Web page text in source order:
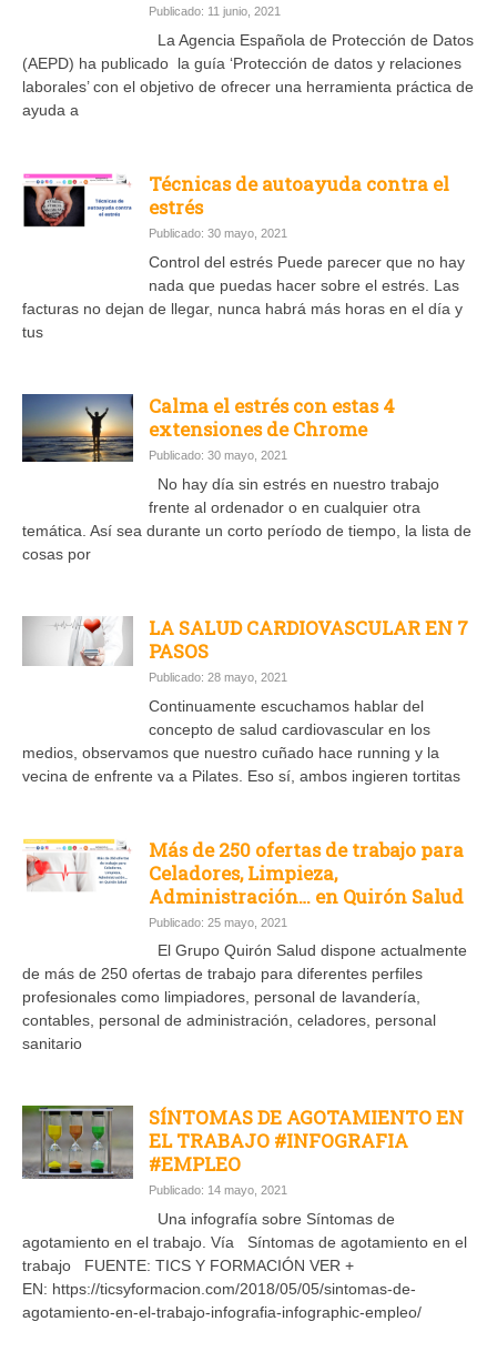
Publicado: 11 junio, 2021
La Agencia Española de Protección de Datos
(AEPD) ha publicado la guía ‘Protección de datos y relaciones
laborales’ con el objetivo de ofrecer una herramienta práctica de
ayuda a
Técnicas de autoayuda contra el
estrés
Publicado: 30 mayo, 2021
Control del estrés Puede parecer que no hay
nada que puedas hacer sobre el estrés. Las
facturas no dejan de llegar, nunca habrá más horas en el día y
tus
Calma el estrés con estas 4
extensiones de Chrome
Publicado: 30 mayo, 2021
No hay día sin estrés en nuestro trabajo
frente al ordenador o en cualquier otra
temática. Así sea durante un corto período de tiempo, la lista de
cosas por
LA SALUD CARDIOVASCULAR EN 7
PASOS
Publicado: 28 mayo, 2021
Continuamente escuchamos hablar del
concepto de salud cardiovascular en los
medios, observamos que nuestro cuñado hace running y la
vecina de enfrente va a Pilates. Eso sí, ambos ingieren tortitas
Más de 250 ofertas de trabajo para
Celadores, Limpieza,
Administración… en Quirón Salud
Publicado: 25 mayo, 2021
El Grupo Quirón Salud dispone actualmente
de más de 250 ofertas de trabajo para diferentes perfiles
profesionales como limpiadores, personal de lavandería,
contables, personal de administración, celadores, personal
sanitario
SÍNTOMAS DE AGOTAMIENTO EN
EL TRABAJO #INFOGRAFIA
#EMPLEO
Publicado: 14 mayo, 2021
Una infografía sobre Síntomas de
agotamiento en el trabajo. Vía Síntomas de agotamiento en el
trabajo FUENTE: TICS Y FORMACIÓN VER +
EN: https://ticsyformacion.com/2018/05/05/sintomas-de-
agotamiento-en-el-trabajo-infografia-infographic-empleo/